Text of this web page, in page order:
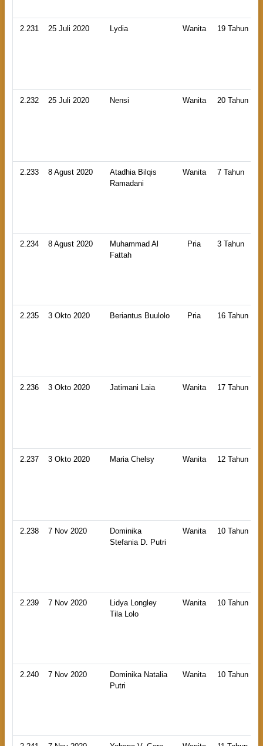
2.231 25 Juli 2020 Lydia Wanita 19 Tahun
2.232 25 Juli 2020 Nensi Wanita 20 Tahun
2.233 8 Agust 2020
Atadhia Bilqis
Ramadani
Wanita 7 Tahun
2.234 8 Agust 2020
Muhammad Al
Fattah
Pria 3 Tahun
2.235 3 Okto 2020 Beriantus Buulolo Pria 16 Tahun
2.236 3 Okto 2020 Jatimani Laia Wanita 17 Tahun
2.237 3 Okto 2020 Maria Chelsy Wanita 12 Tahun
2.238 7 Nov 2020
Dominika
Stefania D. Putri
Wanita 10 Tahun
2.239 7 Nov 2020
Lidya Longley
Tila Lolo
Wanita 10 Tahun
2.240 7 Nov 2020
Dominika Natalia
Putri
Wanita 10 Tahun